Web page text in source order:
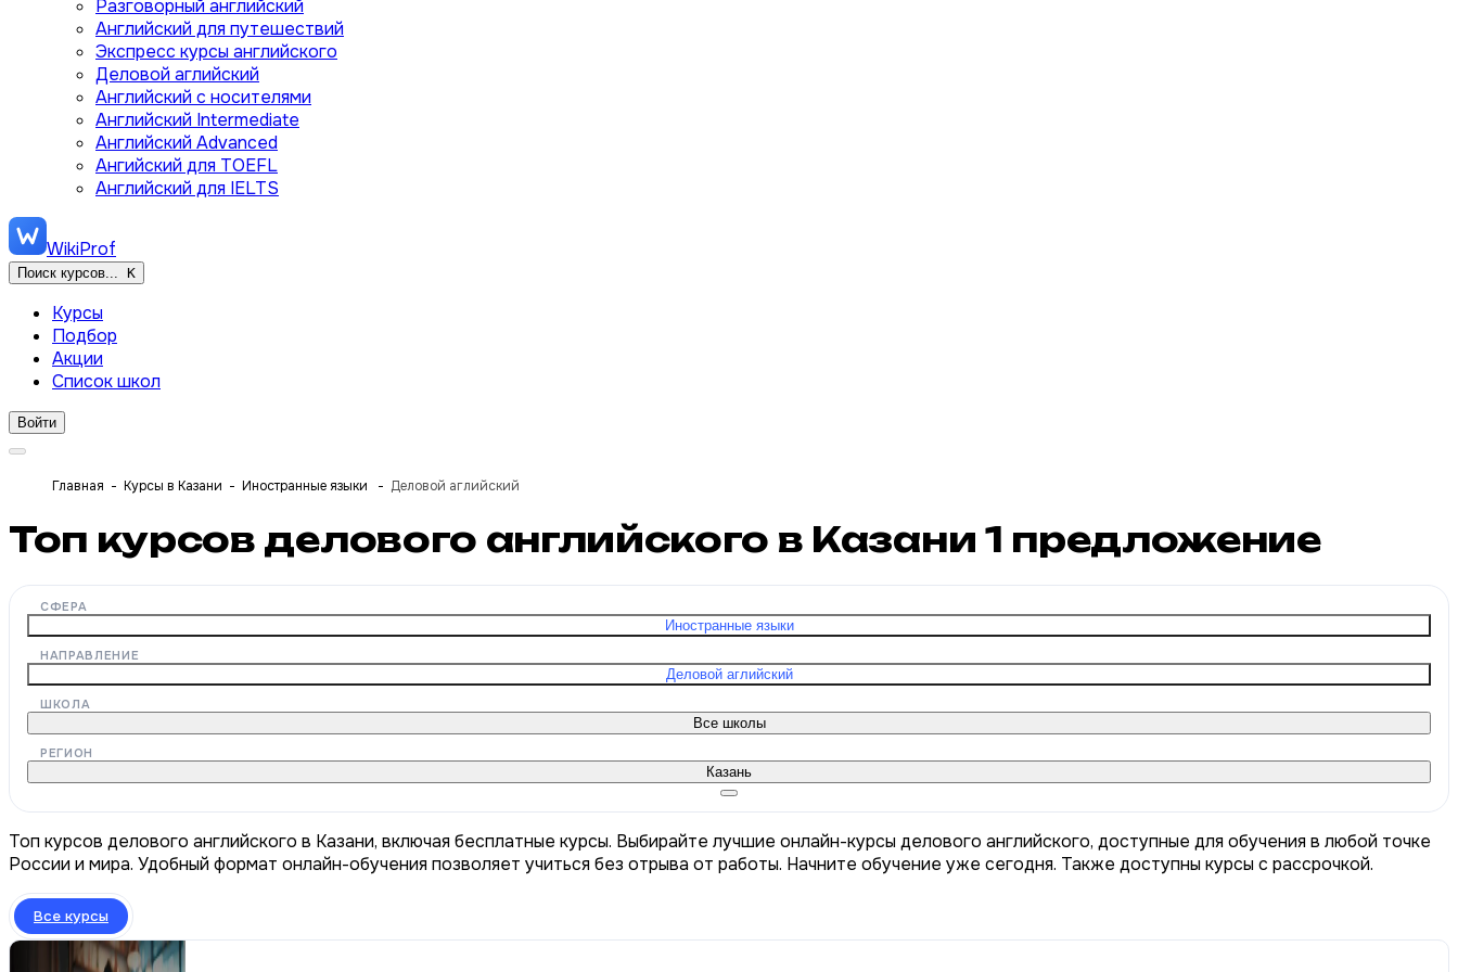
Разговорный английский
Английский для путешествий
Экспресс курсы английского
Деловой аглийский
Английский с носителями
Английский Intermediate
Английский Advanced
Ангийский для TOEFL
Английский для IELTS
WikiProf
Поиск курсов... K
Курсы
Подбор
Акции
Список школ
Войти
Главная Курсы в Казани Иностранные языки Деловой аглийский
Топ курсов делового английского в Казани 1 предложение
СФЕРА
Иностранные языки
НАПРАВЛЕНИЕ
Деловой аглийский
ШКОЛА
Все школы
РЕГИОН
Казань
Топ курсов делового английского в Казани, включая бесплатные курсы. Выбирайте лучшие онлайн-курсы делового английского, доступные для обучения в любой точке
России и мира. Удобный формат онлайн-обучения позволяет учиться без отрыва от работы. Начните обучение уже сегодня. Также доступны курсы с рассрочкой.
Все курсы